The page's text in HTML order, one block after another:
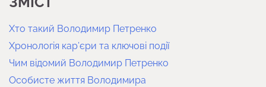
Хто такий Володимир Петренко
Хронологія кар’єри та ключові події
Чим відомий Володимир Петренко
Особисте життя Володимира